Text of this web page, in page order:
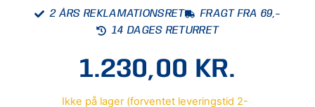
2 ÅRS REKLAMATIONSRET
FRAGT FRA 69,-
14 DAGES RETURRET
1.230,00 KR.